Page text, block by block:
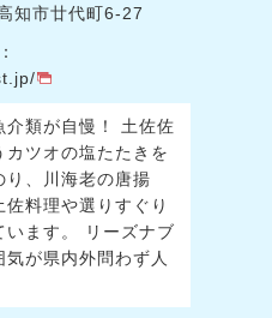
知市廿代町6-27
介類が自慢！ 土佐佐
ツオの塩たたきを
り、川海老の唐揚
料理や選りすぐり
います。 リーズナブ
が県内外問わず人